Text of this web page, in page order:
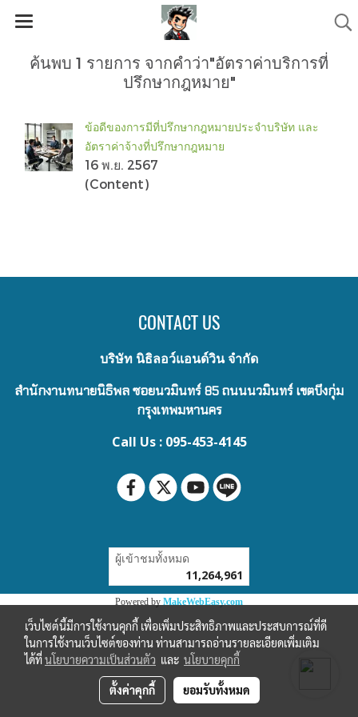
ค้นพบ 1 รายการ จากคำว่า"อัตราค่าบริการที่
ปรึกษากฎหมาย"
ข้อดีของการมีที่ปรึกษากฎหมายประจำบริษัท และ
อัตราค่าจ้างที่ปรึกษากฎหมาย
16 พ.ย. 2567
(Content)
CONTACT US
บริษัท นิธิลอว์แอนด์วิน จำกัด
สำนักงานทนายนิธิพล ซอยนวมินทร์ 85 ถนนนวมินทร์ เขตบึงกุ่ม
กรุงเทพมหานคร
Call Us : 095-453-4145
ผู้เข้าชมทั้งหมด
11,264,961
Powered by MakeWebEasy.com
เว็บไซต์นี้มีการใช้งานคุกกี้ เพื่อเพิ่มประสิทธิภาพและประสบการณ์ที่ดี
ในการใช้งานเว็บไซต์ของท่าน ท่านสามารถอ่านรายละเอียดเพิ่มเติม
ได้ที่นโยบายความเป็นส่วนตัว และ นโยบายคุกกี้
ตั้งค่าคุกกี้ ยอมรับทั้งหมด